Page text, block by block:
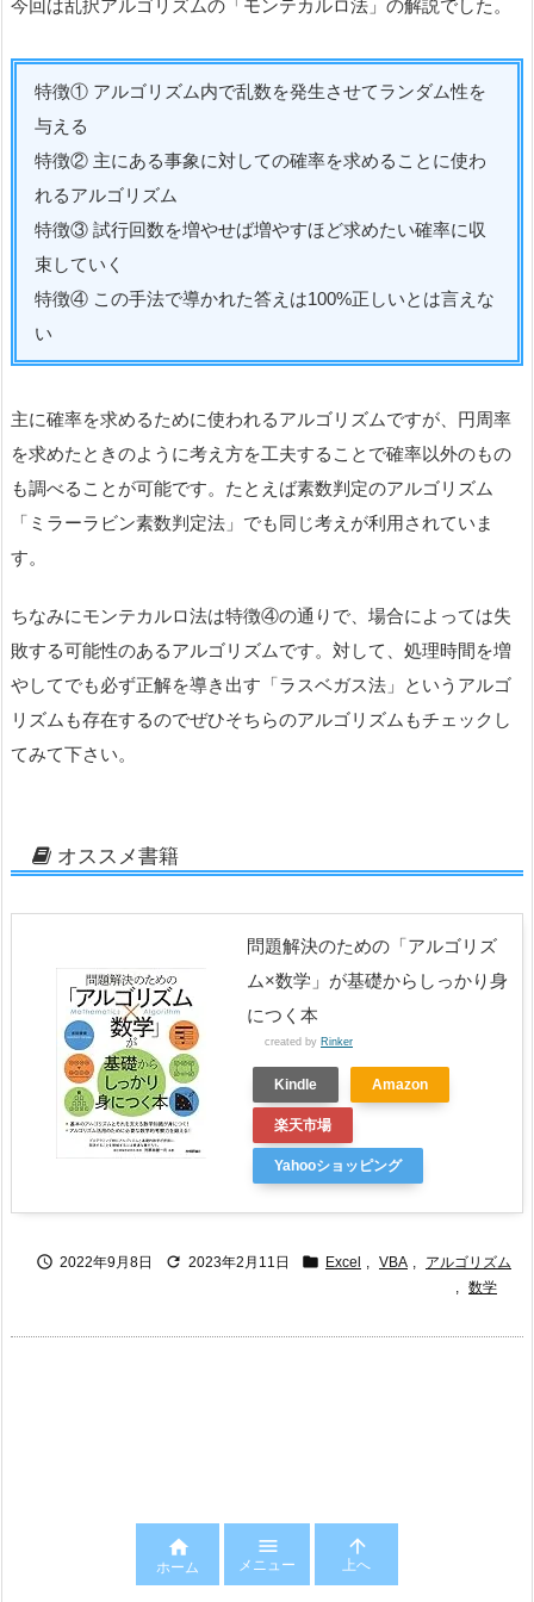
今回は乱択アルゴリズムの「モンテカルロ法」の解説でした。
特徴① アルゴリズム内で乱数を発生させてランダム性を
与える
特徴② 主にある事象に対しての確率を求めることに使わ
れるアルゴリズム
特徴③ 試行回数を増やせば増やすほど求めたい確率に収
束していく
特徴④ この手法で導かれた答えは100%正しいとは言えな
い
主に確率を求めるために使われるアルゴリズムですが、円周率
を求めたときのように考え方を工夫することで確率以外のもの
も調べることが可能です。たとえば素数判定のアルゴリズム
「ミラーラビン素数判定法」でも同じ考えが利用されていま
す。
ちなみにモンテカルロ法は特徴④の通りで、場合によっては失
敗する可能性のあるアルゴリズムです。対して、処理時間を増
やしてでも必ず正解を導き出す「ラスベガス法」というアルゴ
リズムも存在するのでぜひそちらのアルゴリズムもチェックし
てみて下さい。
オススメ書籍
問題解決のための「アルゴリズ
ム×数学」が基礎からしっかり身
につく本
created by Rinker
Kindle Amazon
楽天市場
Yahooショッピング
 2022年9月8日  2023年2月11日  Excel VBA
アルゴリズム
数学

ホーム

メニュー

上へ